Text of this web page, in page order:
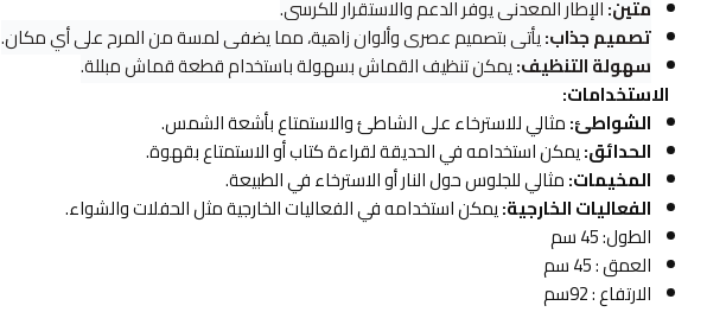
متين:الإطار المعدني يوفر الدعم والاستقرار للكرسي.
تصميم جذاب:يأتي بتصميم عصري وألوان زاهية، مما يضفي لمسة من المرح على أي مكان.
سهولة التنظيف:يمكن تنظيف القماش بسهولة باستخدام قطعة قماش مبللة.
الاستخدامات:
الشواطئ:مثالي للاسترخاء على الشاطئ والاستمتاع بأشعة الشمس.
الحدائق:يمكن استخدامه في الحديقة لقراءة كتاب أو الاستمتاع بقهوة.
المخيمات:مثالي للجلوس حول النار أو الاسترخاء في الطبيعة.
الفعاليات الخارجية:يمكن استخدامه في الفعاليات الخارجية مثل الحفلات والشواء.
الطول: 45 سم
العمق : 45 سم
الارتفاع : 92سم